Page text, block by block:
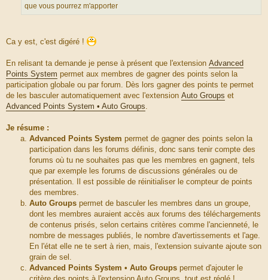
que vous pourrez m'apporter
Ca y est, c'est digéré !
En relisant ta demande je pense à présent que l'extension Advanced
Points System permet aux membres de gagner des points selon la
participation globale ou par forum. Dès lors gagner des points te permet
de les basculer automatiquement avec l'extension Auto Groups et
Advanced Points System • Auto Groups
Je résume :
Advanced Points System permet de gagner des points selon la
participation dans les forums définis, donc sans tenir compte des
forums où tu ne souhaites pas que les membres en gagnent, tels
que par exemple les forums de discussions générales ou de
présentation. Il est possible de réinitialiser le compteur de points
des membres.
Auto Groups permet de basculer les membres dans un groupe,
dont les membres auraient accès aux forums des téléchargements
de contenus prisés, selon certains critères comme l'ancienneté, le
nombre de messages publiés, le nombre d'avertissements et l'age.
En l'état elle ne te sert à rien, mais, l'extension suivante ajoute son
grain de sel.
Advanced Points System • Auto Groups permet d'ajouter le